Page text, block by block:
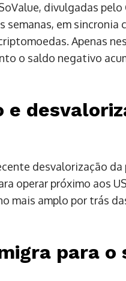
divulgadas pelo
em sincronia
Apenas
o saldo negativo
desvalorização
operar próximo aos
mais amplo por trás
para o